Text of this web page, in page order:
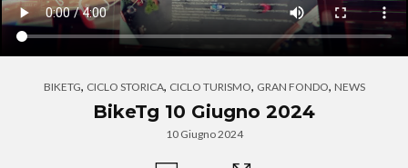
BIKETG, CICLO STORICA, CICLO TURISMO, GRAN FONDO, NEWS
BikeTg 10 Giugno 2024
10 Giugno 2024